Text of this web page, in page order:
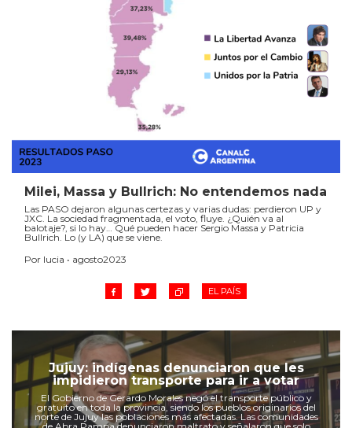
Milei, Massa y Bullrich: No entendemos nada
Las PASO dejaron algunas certezas y varias dudas: perdieron UP y
JXC. La sociedad fragmentada, el voto, fluye. ¿Quién va al
balotaje?, si lo hay… Qué pueden hacer Sergio Massa y Patricia
Bullrich. Lo (y LA) que se viene.
Por lucia • agosto2023
EL PAÍS
Jujuy: indígenas denunciaron que les
impidieron transporte para ir a votar
El Gobierno de Gerardo Morales negó el transporte público y
gratuito en toda la provincia, siendo los pueblos originarios del
norte de Jujuy las poblaciones más afectadas. Las comunidades